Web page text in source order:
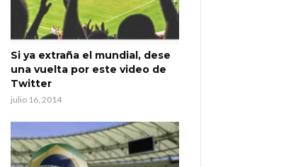
Si ya extraña el mundial, dese
una vuelta por este video de
Twitter
julio 16, 2014